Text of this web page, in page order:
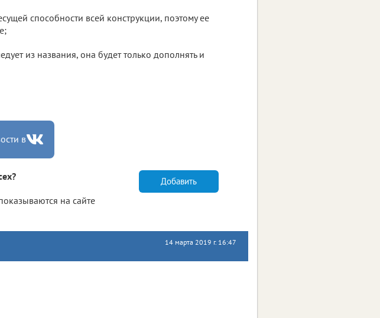
способности всей конструкции, поэтому ее
из названия, она будет только дополнять и
в
на сайте
Добавить
14 марта 2019 г. 16:47